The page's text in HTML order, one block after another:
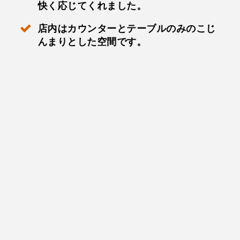
快く応じてくれました。
店内はカウンターとテーブルのみのこじ
んまりとした空間です。